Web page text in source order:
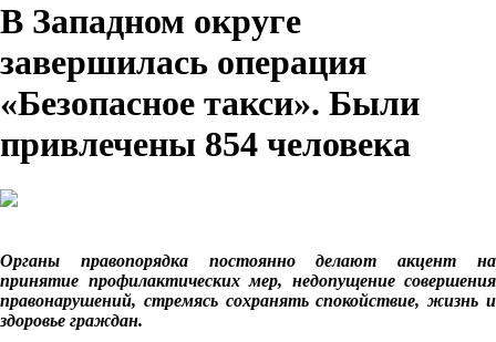
В Западном округе
завершилась операция
«Безопасное такси». Были
привлечены 854 человека
Органы правопорядка постоянно делают акцент на
принятие профилактических мер, недопущение совершения
правонарушений, стремясь сохранять спокойствие, жизнь и
здоровье граждан.